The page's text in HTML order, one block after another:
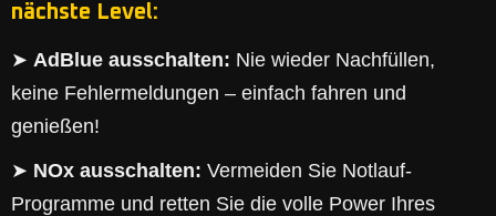
nächste Level:
➤ AdBlue ausschalten: Nie wieder Nachfüllen,
keine Fehlermeldungen – einfach fahren und
genießen!
➤ NOx ausschalten: Vermeiden Sie Notlauf-
Programme und retten Sie die volle Power Ihres